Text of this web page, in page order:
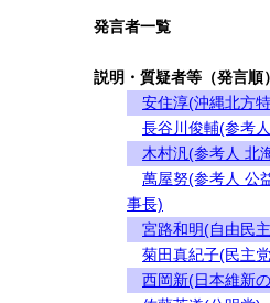
発言者一覧
説明・質疑者等（発言順
安住淳(沖縄北方
長谷川俊輔(参考
木村汎(参考人 北
萬屋努(参考人 公
事長)
宮路和明(自由民
菊田真紀子(民主
西岡新(日本維新